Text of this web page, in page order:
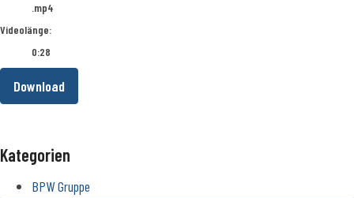
.mp4
Videolänge:
0:28
Download
Kategorien
BPW Gruppe